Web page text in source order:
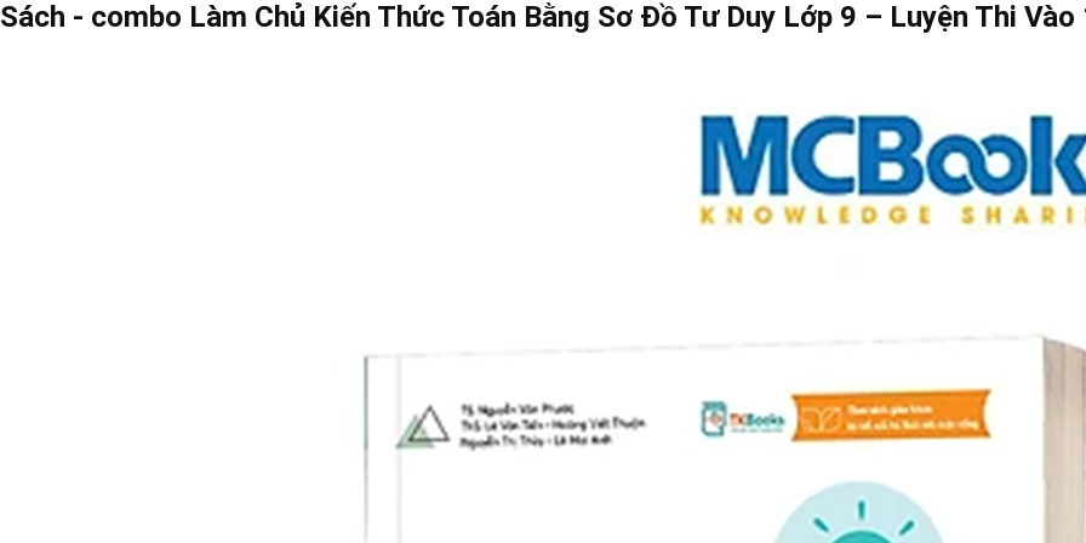
Sách - combo Làm Chủ Kiến Thức Toán Bằng Sơ Đồ Tư Duy Lớp 9 – Luyện Thi Vào